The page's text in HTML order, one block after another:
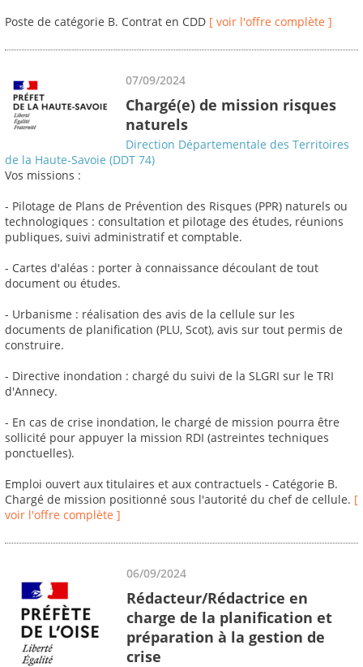
Poste de catégorie B. Contrat en CDD [ voir l'offre complète ]
07/09/2024
Chargé(e) de mission risques
naturels
Direction Départementale des Territoires
de la Haute-Savoie (DDT 74)
Vos missions :
- Pilotage de Plans de Prévention des Risques (PPR) naturels ou
technologiques : consultation et pilotage des études, réunions
publiques, suivi administratif et comptable.
- Cartes d'aléas : porter à connaissance découlant de tout
document ou études.
- Urbanisme : réalisation des avis de la cellule sur les
documents de planification (PLU, Scot), avis sur tout permis de
construire.
- Directive inondation : chargé du suivi de la SLGRI sur le TRI
d'Annecy.
- En cas de crise inondation, le chargé de mission pourra être
sollicité pour appuyer la mission RDI (astreintes techniques
ponctuelles).
Emploi ouvert aux titulaires et aux contractuels - Catégorie B.
Chargé de mission positionné sous l'autorité du chef de cellule. [
voir l'offre complète ]
06/09/2024
Rédacteur/Rédactrice en
charge de la planification et
préparation à la gestion de
crise